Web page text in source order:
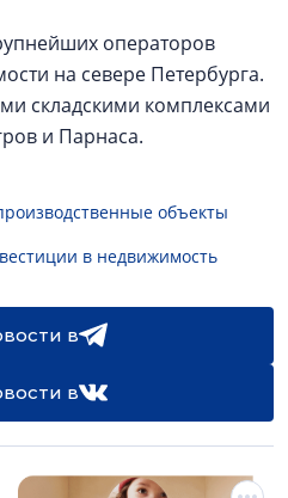
операторов
на севере Петербурга.
складскими комплексами
и Парнаса.
объекты
в недвижимость
в
в